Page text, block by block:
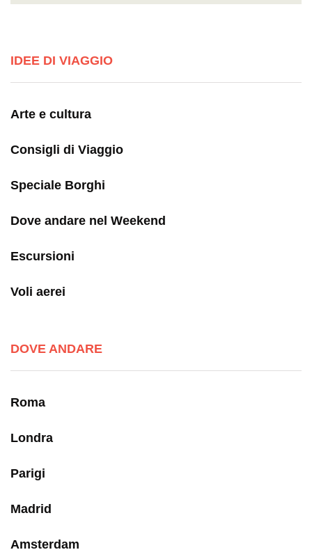
IDEE DI VIAGGIO
Arte e cultura
Consigli di Viaggio
Speciale Borghi
Dove andare nel Weekend
Escursioni
Voli aerei
DOVE ANDARE
Roma
Londra
Parigi
Madrid
Amsterdam